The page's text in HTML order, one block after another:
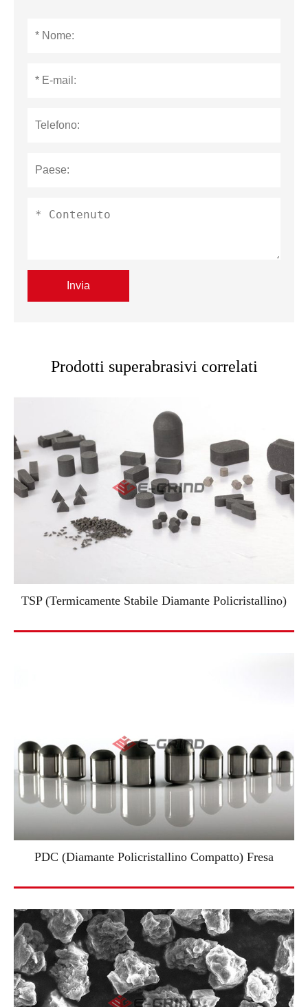
Invia
Prodotti superabrasivi correlati
TSP (Termicamente Stabile Diamante Policristallino)
PDC (Diamante Policristallino Compatto) Fresa